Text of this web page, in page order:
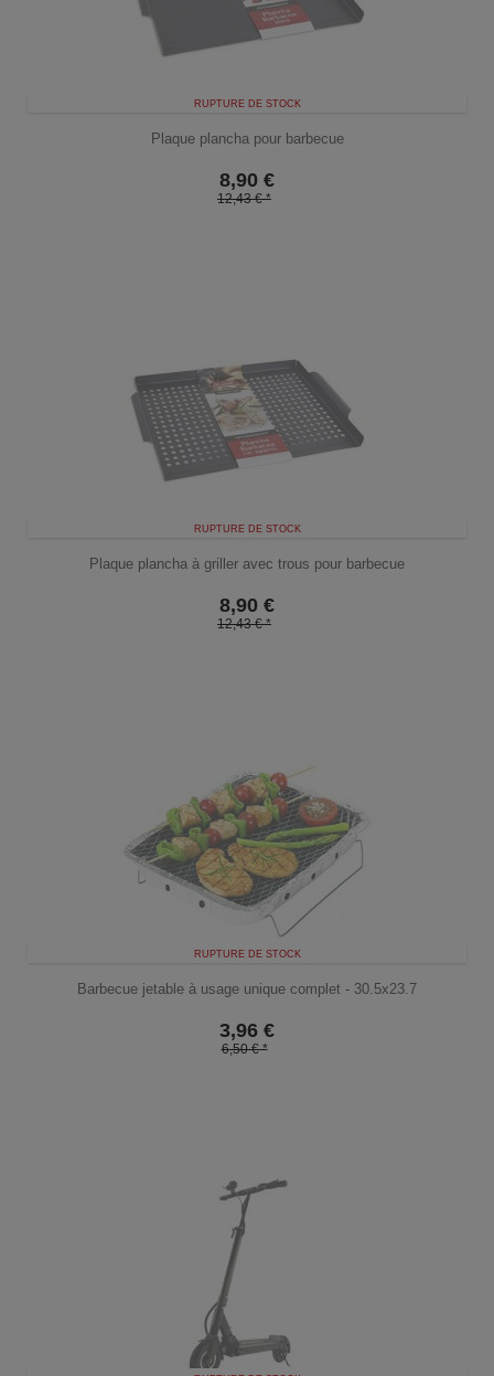
RUPTURE DE STOCK
Plaque plancha pour barbecue
8,90 €
12,43 € *
RUPTURE DE STOCK
Plaque plancha à griller avec trous pour barbecue
8,90 €
12,43 € *
RUPTURE DE STOCK
Barbecue jetable à usage unique complet - 30.5x23.7
3,96 €
6,50 € *